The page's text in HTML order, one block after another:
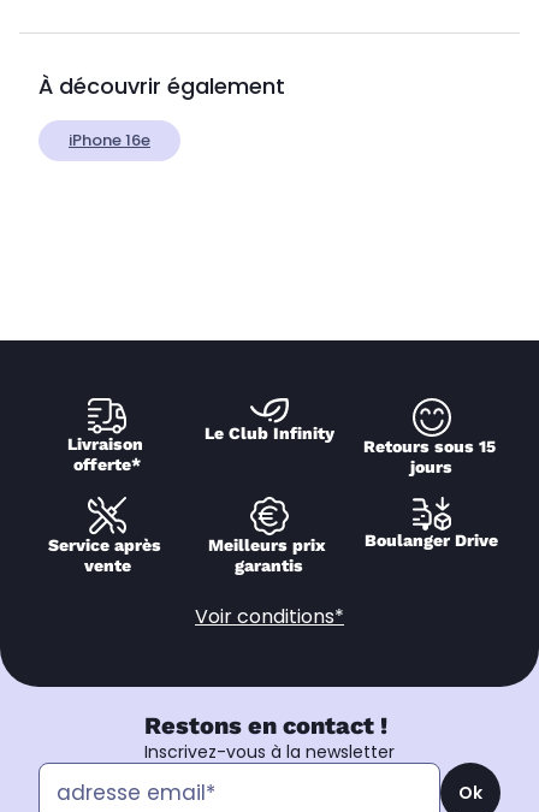
À découvrir également
iPhone 16e
Livraison
offerte*
Le Club Infinity
Retours sous 15
jours
Service après
vente
Meilleurs prix
garantis
Boulanger Drive
Voir conditions*
Restons en contact !
Inscrivez-vous à la newsletter
Ok